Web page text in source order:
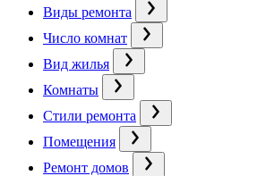
Виды ремонта
Число комнат
Вид жилья
Комнаты
Стили ремонта
Помещения
Ремонт домов